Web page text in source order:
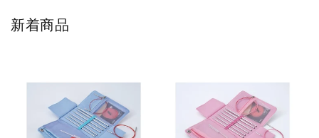
新着商品